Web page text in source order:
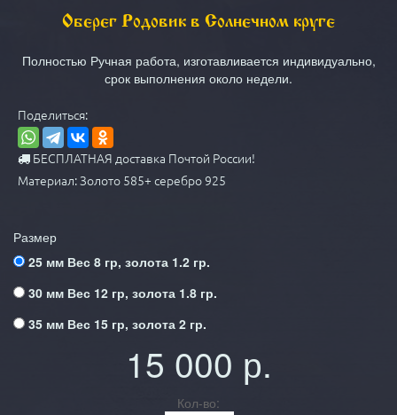
Оберег Родовик в Солнечном круге
Полностью Ручная работа, изготавливается индивидуально,
срок выполнения около недели.
Поделиться:
БЕСПЛАТНАЯ доставка Почтой России!
Материал: Золото 585+ серебро 925
Размер
25 мм Вес 8 гр, золота 1.2 гр.
30 мм Вес 12 гр, золота 1.8 гр.
35 мм Вес 15 гр, золота 2 гр.
15 000 р.
Кол-во: